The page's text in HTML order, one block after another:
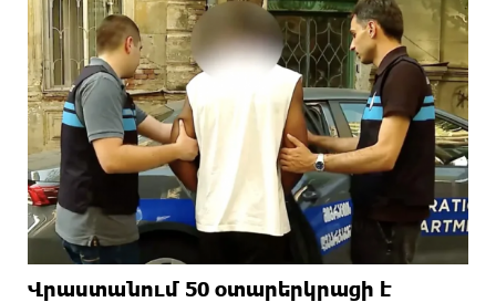
Վրաստանում 50 օտարերկրացի է